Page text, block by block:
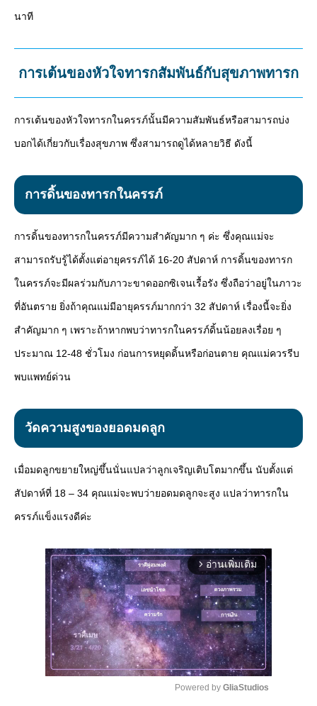
นาที
การเต้นของหัวใจทารกสัมพันธ์กับสุขภาพทารก
การเต้นของหัวใจทารกในครรภ์นั้นมีความสัมพันธ์หรือสามารถบ่ง
บอกได้เกี่ยวกับเรื่องสุขภาพ ซึ่งสามารถดูได้หลายวิธี ดังนี้
การดิ้นของทารกในครรภ์
การดิ้นของทารกในครรภ์มีความสำคัญมาก ๆ ค่ะ ซึ่งคุณแม่จะ
สามารถรับรู้ได้ตั้งแต่อายุครรภ์ได้ 16-20 สัปดาห์ การดิ้นของทารก
ในครรภ์จะมีผลร่วมกับภาวะขาดออกซิเจนเรื้อรัง ซึ่งถือว่าอยู่ในภาวะ
ที่อันตราย ยิ่งถ้าคุณแม่มีอายุครรภ์มากกว่า 32 สัปดาห์ เรื่องนี้จะยิ่ง
สำคัญมาก ๆ เพราะถ้าหากพบว่าทารกในครรภ์ดิ้นน้อยลงเรื่อย ๆ
ประมาณ 12-48 ชั่วโมง ก่อนการหยุดดิ้นหรือก่อนตาย คุณแม่ควรรีบ
พบแพทย์ด่วน
วัดความสูงของยอดมดลูก
เมื่อมดลูกขยายใหญ่ขึ้นนั่นแปลว่าลูกเจริญเติบโตมากขึ้น นับตั้งแต่
สัปดาห์ที่ 18 – 34 คุณแม่จะพบว่ายอดมดลูกจะสูง แปลว่าทารกใน
ครรภ์แข็งแรงดีค่ะ
arrow_forward_ios อ่านเพิ่มเติม
Powered by GliaStudios